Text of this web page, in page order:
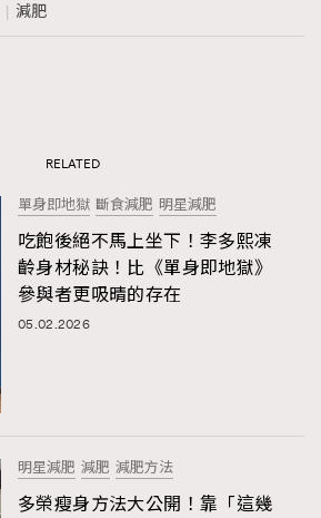
減肥
RELATED
單身即地獄 斷食減肥 明星減肥
吃飽後絕不馬上坐下！李多熙凍
齡身材秘訣！比《單身即地獄》
參與者更吸晴的存在
05.02.2026
明星減肥 減肥 減肥方法
多榮瘦身方法大公開！靠「這幾